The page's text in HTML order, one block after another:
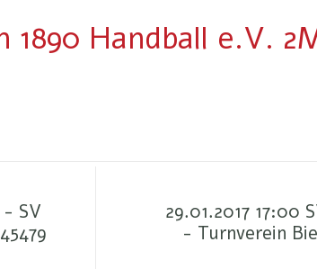
1890 Handball e.V.
- SV
29.01.2017 17:00
- Turnverein